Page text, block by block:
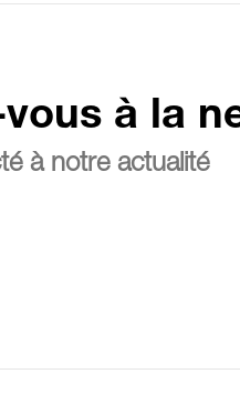
à la
à notre actualité